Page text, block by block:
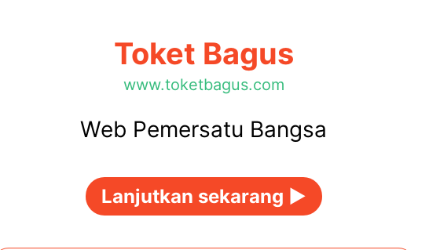
Toket Bagus
www.toketbagus.com
Web Pemersatu Bangsa
Lanjutkan sekarang ►